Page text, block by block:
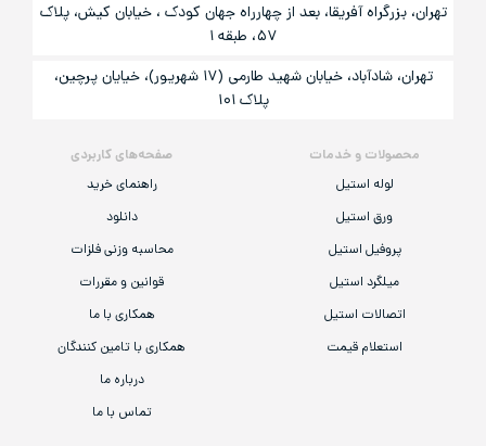
محصولات و خدمات
لوله استیل
ورق استیل
پروفیل استیل
میلگرد استیل
اتصالات استیل
استعلام قیمت
صفحه‌های کاربردی
راهنمای خرید
دانلود
محاسبه وزنی فلزات
قوانین و مقررات
همکاری با ما
همکاری با تامین کنندگان
درباره ما
تماس با ما
تهران، بزرگراه آفریقا، بعد از چهارراه جهان کودک ، خیابان کیش، پلاک
۵۷، طبقه ۱
تهران، شادآباد، خیابان شهید طارمی (۱۷ شهریور)، خیایان پرچین،
پلاک ۱۰۱